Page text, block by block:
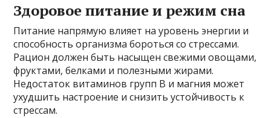
Здоровое питание и режим сна
Питание напрямую влияет на уровень энергии и
способность организма бороться со стрессами.
Рацион должен быть насыщен свежими овощами,
фруктами, белками и полезными жирами.
Недостаток витаминов групп B и магния может
ухудшить настроение и снизить устойчивость к
стрессам.